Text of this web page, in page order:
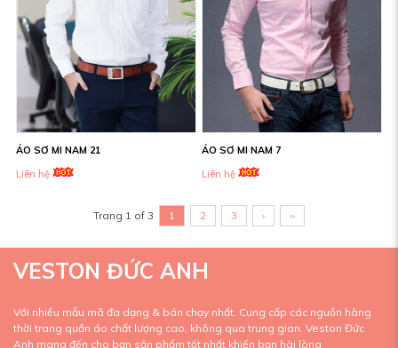
ÁO SƠ MI NAM 21
Liên hệ
ÁO SƠ MI NAM 7
Liên hệ
Trang 1 of 3 1 2 3 › ››
VESTON ĐỨC ANH
Với nhiều mẫu mã đa dạng & bán chạy nhất. Cung cấp các nguồn hàng
thời trang quần áo chất lượng cao, không qua trung gian. Veston Đức
Anh mang đến cho bạn sản phẩm tốt nhất khiến bạn hài lòng